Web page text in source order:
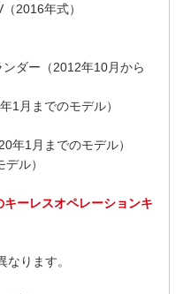
2016年式）
ンダー（2012年10月から
1月までのモデル）
年1月までのモデル）
ル）
ーレスオペレーションキ
ります。